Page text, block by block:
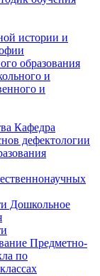
истории и
образования
и
и
Кафедра
дефектологии
Дошкольное
Предметно-
по